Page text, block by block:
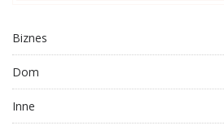
Biznes
Dom
Inne